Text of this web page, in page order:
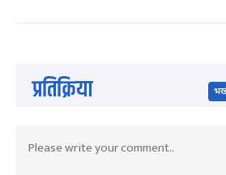
प्रतिक्रिया